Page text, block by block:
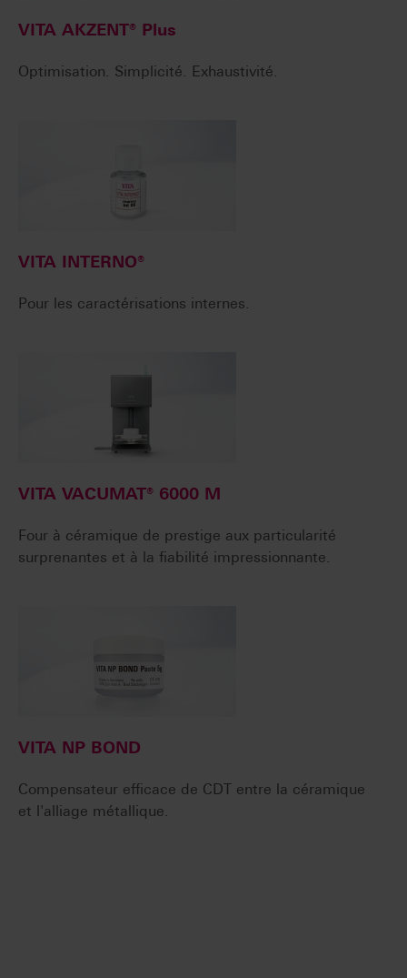
VITA AKZENT® Plus
Optimisation. Simplicité. Exhaustivité.
VITA INTERNO®
Pour les caractérisations internes.
VITA VACUMAT® 6000 M
Four à céramique de prestige aux particularité
surprenantes et à la fiabilité impressionnante.
VITA NP BOND
Compensateur efficace de CDT entre la céramique
et l'alliage métallique.